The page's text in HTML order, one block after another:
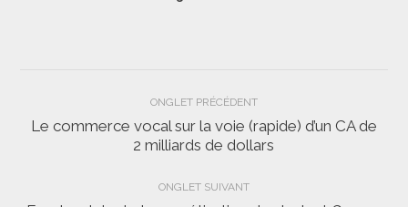
Navigation
de
ONGLET PRÉCÉDENT
Onglet
Le commerce vocal sur la voie (rapide) d’un CA de
2 milliards de dollars
ONGLET SUIVANT